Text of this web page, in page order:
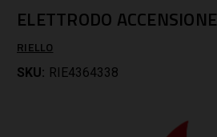
ELETTRODO ACCENSIONE
RIELLO
SKU: RIE4364338